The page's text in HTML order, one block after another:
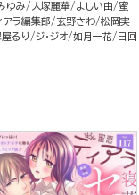
ゆみ 大塚麗華 よしい由
蜜
アラ編集部
玄野さわ 松岡実
るり ジ・ジオ 如月一花
日回